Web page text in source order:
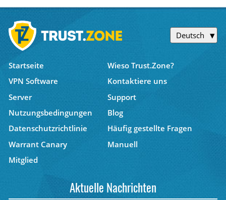
Deutsch
Startseite
Wieso Trust.Zone?
VPN Software
Kontaktiere uns
Server
Support
Nutzungsbedingungen
Blog
Datenschutzrichtlinie
Häufig gestellte Fragen
Warrant Canary
Manuell
Mitglied
Aktuelle Nachrichten